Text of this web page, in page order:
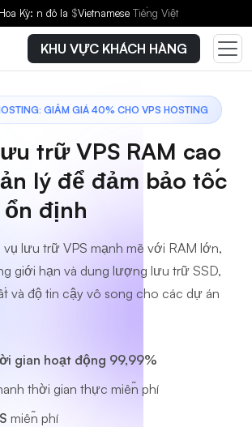
Hoa Kỳ: n đô la $Vietnamese Tiếng Việt
KHU VỰC KHÁCH HÀNG
GIẢM GIÁ 40% CHO VPS HOSTING
trữ VPS RAM cao
lý để đảm bảo tốc
định
vụ lưu trữ VPS mạnh mẽ với RAM lớn,
giới hạn và dung lượng lưu trữ SSD,
và độ tin cậy vô song cho các dự án
gian hoạt động 99,99%
thời gian thực miễn phí
miễn phí